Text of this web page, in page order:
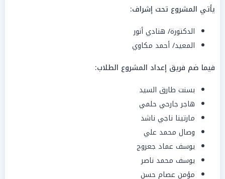
يأتي المشروع تحت إشراف:
الدكتورة/ هنادي أنور
المعيد/ أحمد مكاوي
فيما ضم فريق إعداد المشروع الطلاب:
بسنت طارق السيد
هاجر جارحي حلمي
مارتينا ناجي ناشد
وصال محمد علي
يوسف عماد جعروج
يوسف محمد ناصر
مؤمن عصام حسن